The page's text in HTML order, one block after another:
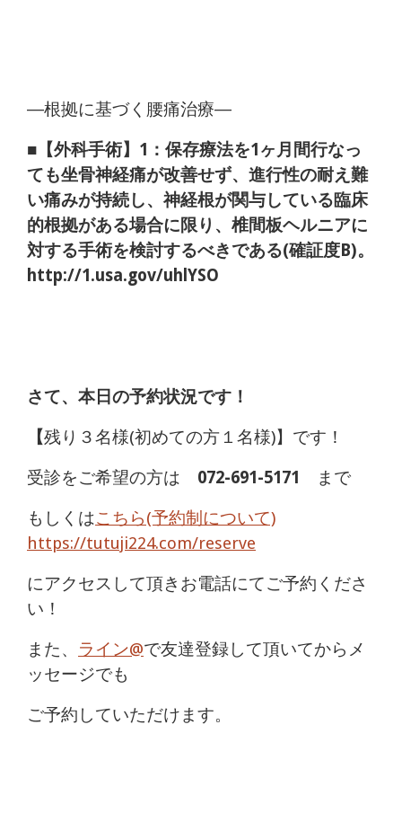
―根拠に基づく腰痛治療―
■【外科手術】1：保存療法を1ヶ月間行なっ
ても坐骨神経痛が改善せず、進行性の耐え難
い痛みが持続し、神経根が関与している臨床
的根拠がある場合に限り、椎間板ヘルニアに
対する手術を検討するべきである(確証度B)。
http://1.usa.gov/uhlYSO
さて、本日の予約状況です！
【残り３名様(初めての方１名様)】です！
受診をご希望の方は 072-691-5171 まで
もしくはこちら(予約制について)
https://tutuji224.com/reserve
にアクセスして頂きお電話にてご予約くださ
い！
また、 ライン@で友達登録して頂いてからメ
ッセージでも
ご予約していただけます。